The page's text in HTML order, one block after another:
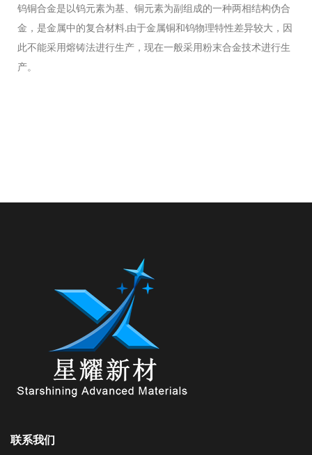
钨铜合金是以钨元素为基、铜元素为副组成的一种两相结构伪合
金，是金属中的复合材料.由于金属铜和钨物理特性差异较大，因
此不能采用熔铸法进行生产，现在一般采用粉末合金技术进行生
产。
联系我们